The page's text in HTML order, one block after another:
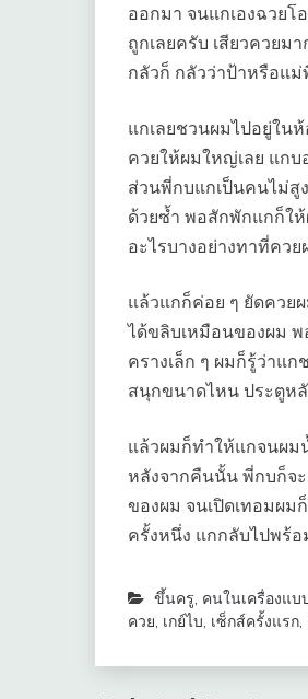
ออกมา จนแกเองฉวย
ถูกเลยครับ เสียวควยม
กลัวก็ กลัวว่าป้าหรือแ
แกเลยชวนผมไปอยู่ใน
ควยให้ผมใหญ่เลย แก
ส่วนพี่กบแกเป็นคนไม่สู
ด้วยซ้ำ พอสักพักแกก็ใ
อะไรบางอย่างทาที่ควย
แล้วแกก็ค่อย ๆ ยัดควย
ได้ขลิบเหมือนของผม พ
ครางเล็ก ๆ ผมก็รู้ว่าแ
สนุกขนาดไหน ประตูห
แล้วผมก็ทำให้แกจนผม
หลังจากคืนนั้น พี่กบก็จ
ของผม จนเปิดเทอมผม
ครั้งหนึ่ง แกกลับไปพร้
ขึ้นครู, คนในเครื่องแบ
ควย, เกย์ไบ, เซ็กส์ครั้งแรก,